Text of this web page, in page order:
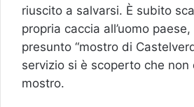
riuscito a salvarsi. È subito
propria caccia all’uomo
presunto “mostro di
servizio si è scoperto che non
mostro.